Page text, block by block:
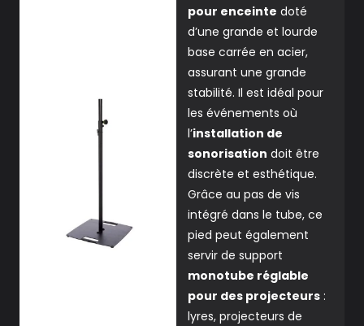
pour enceinte doté
d’une grande et lourde
base carrée en acier,
assurant une grande
stabilité. Il est idéal pour
les événements où
l’installation de
sonorisation doit être
discrète et esthétique.
Grâce au pas de vis
intégré dans le tube, ce
pied peut également
servir de support
monotube réglable
pour des projecteurs:
lyres, projecteurs de